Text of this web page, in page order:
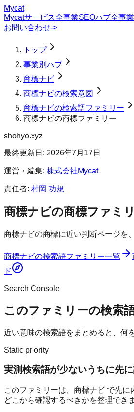
Mycat
Mycatサービス全事業SEOハブ全事
お問い合わせ->
トップ
事業別ハブ
商標ナビ
商標ナビの検索意図
商標ナビの検索語ファミリー
商標ナビの商標ファミリー
shohyo.xyz
最終更新日: 2026年7月17日
運営・編集: 株式会社Mycat
責任者: 村岡 功規
商標ナビの商標ファミ
商標ナビの商標に近い判断ページを
商標ナビの検索語ファミリー一覧
ド
Search Console
このファミリーの検索
近い意味の検索語をまとめると、何
Static priority
実測検索語が少ないうちに先
このファミリーは、 商標ナビ で先に
どこから確認するべきかを整理できま